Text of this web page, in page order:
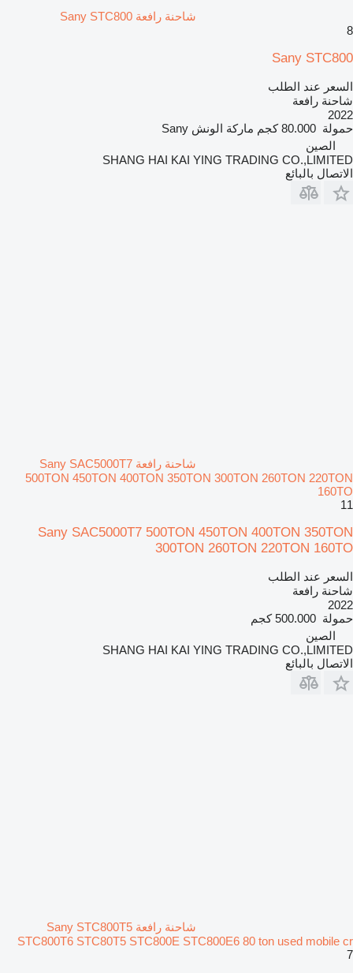
شاحنة رافعة Sany STC800
8
Sany STC800
السعر عند الطلب
شاحنة رافعة
2022
حمولة 80.000 كجم ماركة الونش Sany
الصين
SHANG HAI KAI YING TRADING CO.,LIMITED
الاتصال بالبائع
شاحنة رافعة Sany SAC5000T7
500TON 450TON 400TON 350TON 300TON 260TON 220TON
160TO
11
Sany SAC5000T7 500TON 450TON 400TON 350TON
300TON 260TON 220TON 160TO
السعر عند الطلب
شاحنة رافعة
2022
حمولة 500.000 كجم
الصين
SHANG HAI KAI YING TRADING CO.,LIMITED
الاتصال بالبائع
شاحنة رافعة Sany STC800T5
STC800T6 STC80T5 STC800E STC800E6 80 ton used mobile cr
7